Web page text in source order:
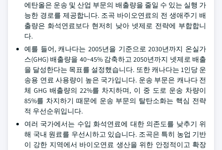
에탄올은 운송 및 산업 부문의 배출량을 줄일 수 있는 실행 가
능한 경로를 제공합니다. 조곡 바이오연료의 전 생애주기 배
출량은 화석연료보다 현저히 낮아 넷제로 전략에 부합합니
다.
예를 들어, 캐나다는 2005년을 기준으로 2030년까지 온실가
스(GHG) 배출량을 40~45% 감축하고 2050년까지 넷제로 배출
을 달성한다는 목표를 설정했습니다. 또한 캐나다는 1인당 운
송용 연료 사용량이 높은 국가입니다. 운송 부문은 캐나다 전
체 GHG 배출량의 22%를 차지하며, 이 중 도로 운송 차량이
85%를 차지하기 때문에 운송 부문의 탈탄소화는 핵심 전략
적 우선순위입니다.
여러 국가에서는 수입 화석연료에 대한 의존도를 낮추기 위
해 국내 원료를 우선시하고 있습니다. 조곡은 특히 농업 기반
이 강한 지역에서 바이오연료 생산을 위한 안정적이고 확장